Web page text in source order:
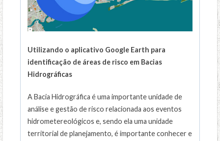
Utilizando o aplicativo Google Earth para
identificação de áreas de risco em Bacias
Hidrográficas
A Bacia Hidrográfica é uma importante unidade de
análise e gestão de risco relacionada aos eventos
hidrometereológicos e, sendo ela uma unidade
territorial de planejamento, é importante conhecer e